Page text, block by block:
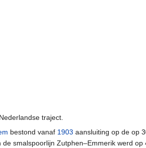
traject.
bestond vanaf 1903 aansluiting op de op
smalspoorlijn Zutphen–Emmerik werd op